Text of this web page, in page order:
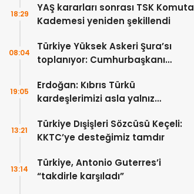
YAŞ kararları sonrası TSK Komuta
Kademesi yeniden şekillendi
18:29
Türkiye Yüksek Askeri Şura’sı
toplanıyor: Cumhurbaşkanı
08:04
Erdoğan: Kıbrıs Türkü
kardeşlerimizi asla yalnız
19:05
Türkiye Dışişleri Sözcüsü Keçeli:
KKTC’ye desteğimiz tamdır
13:21
Türkiye, Antonio Guterres’i
“takdirle karşıladı”
13:14